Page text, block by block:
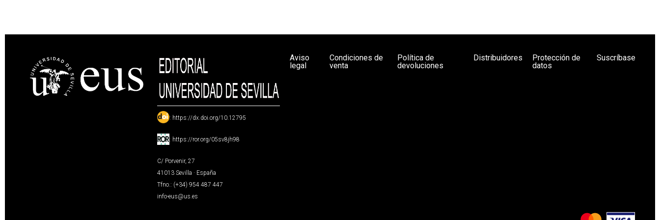
: https://dx.doi.org/10.12795
: https://ror.org/05sv8jh98
C/ Porvenir, 27
41013 Sevilla · España
Tfno.: (+34) 954 487 447
info-eus@us.es
Aviso
legal
Condiciones de
venta
Política de
devoluciones
Distribuidores
Protección de
datos
Suscríbase